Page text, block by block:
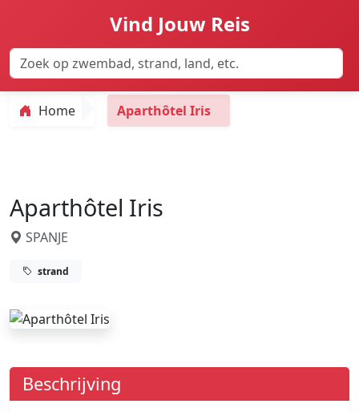
Vind Jouw Reis
Home Aparthôtel Iris
Aparthôtel Iris
SPANJE
strand
Beschrijving